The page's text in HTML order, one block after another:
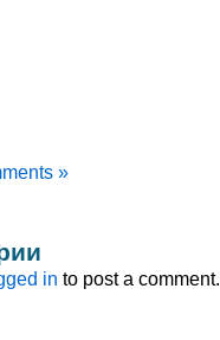
»
in to post a comment.